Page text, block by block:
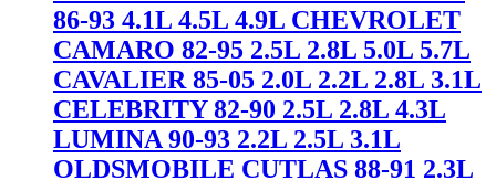
86-93 4.1L 4.5L 4.9L CHEVROLET
CAMARO 82-95 2.5L 2.8L 5.0L 5.7L
CAVALIER 85-05 2.0L 2.2L 2.8L 3.1L
CELEBRITY 82-90 2.5L 2.8L 4.3L
LUMINA 90-93 2.2L 2.5L 3.1L
OLDSMOBILE CUTLAS 88-91 2.3L